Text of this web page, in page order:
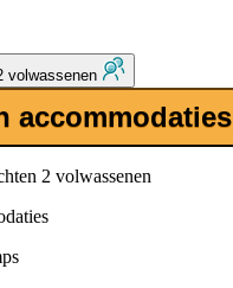
volwassenen
accommodaties
2 volwassenen